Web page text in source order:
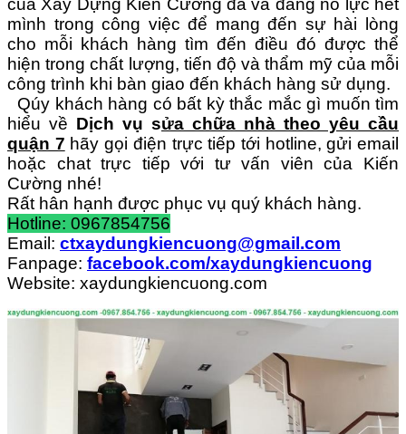
của Xây Dựng Kiến Cường đã và đang nỗ lực hết
mình trong công việc để mang đến sự hài lòng
cho mỗi khách hàng tìm đến điều đó được thể
hiện trong chất lượng, tiến độ và thẩm mỹ của mỗi
công trình khi bàn giao đến khách hàng sử dụng.
Qúy khách hàng có bất kỳ thắc mắc gì muốn tìm
hiểu về Dịch vụ sửa chữa nhà theo yêu cầu
quận 7 hãy gọi điện trực tiếp tới hotline, gửi email
hoặc chat trực tiếp với tư vấn viên của Kiến
Cường nhé!
Rất hân hạnh được phục vụ quý khách hàng.
Hotline: 0967854756
Email: ctxaydungkiencuong@gmail.com
Fanpage: facebook.com/xaydungkiencuong
Website: xaydungkiencuong.com